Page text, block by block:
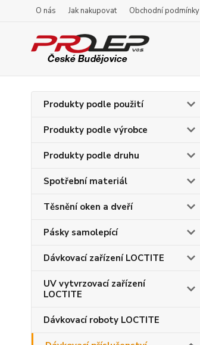
O nás Jak nakupovat Obchodní podmínky
Produkty podle použití
Produkty podle výrobce
Produkty podle druhu
Spotřební materiál
Těsnění oken a dveří
Pásky samolepící
Dávkovací zařízení LOCTITE
UV vytvrzovací zařízení
LOCTITE
Dávkovací roboty LOCTITE